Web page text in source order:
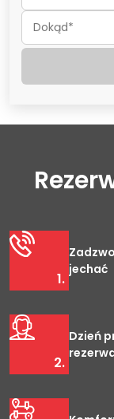
1.
jechać
2.
Dzień